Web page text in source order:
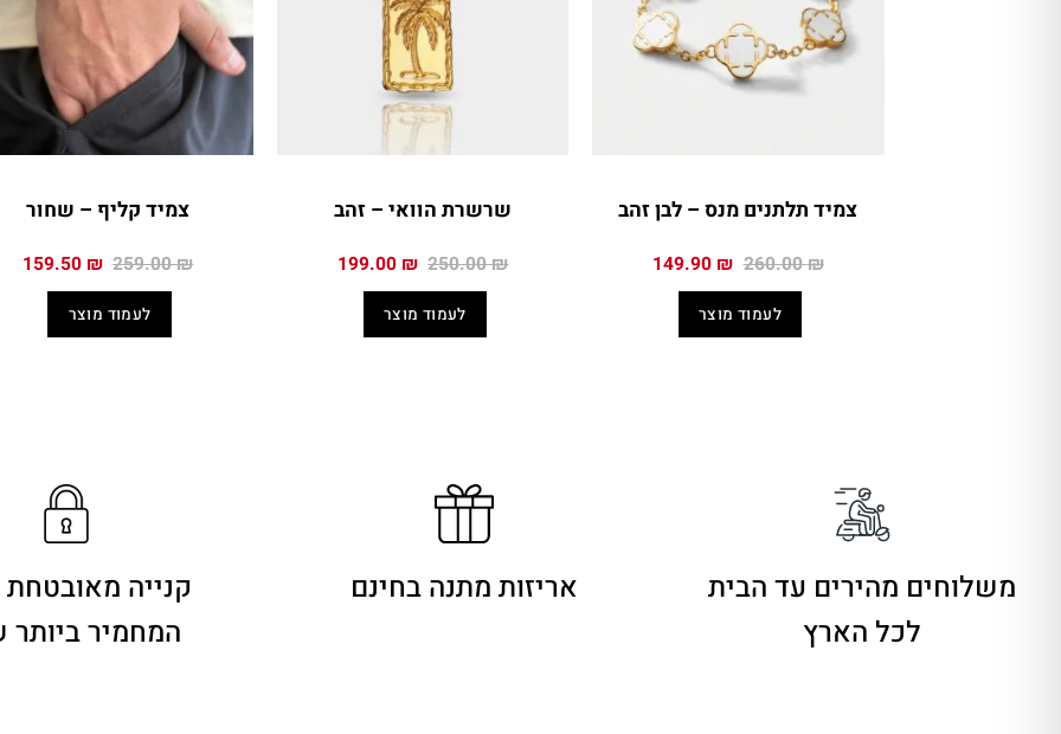
צמיד תלתנים מנס – לבן זהב
260.00₪ המחיר
260.00 ₪.
149.90 ₪ המחיר
לעמוד מוצר
שרשרת הוואי – זהב
250.00₪ המחיר
250.00 ₪.
199.00 ₪
לעמוד מוצר
צמיד קליף – שחור
259.00₪ המחיר
259.00 ₪.
159.50 ₪
לעמוד מוצר
משלוחים מהירים עד הבית
לכל הארץ
אריזות מתנה בחינם
קנייה
המחמיר